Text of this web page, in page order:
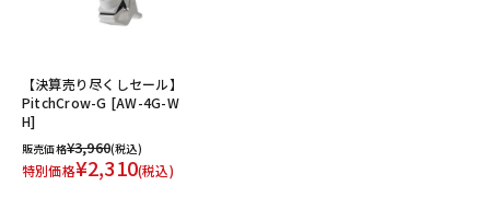
【決算売り尽くしセール】
PitchCrow-G [AW-4G-W
H]
販売価格¥3,960(税込)
特別価格¥2,310(税込)